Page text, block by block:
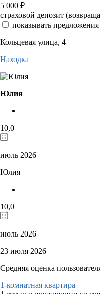
5 000 ₽
страховой депозит
показывать
Кольцевая улица, 4
Находка
Юлия
10,0
июль 2026
Юлия
10,0
июль 2026
23 июля 2026
Средняя оценка
1-комнатная квартира